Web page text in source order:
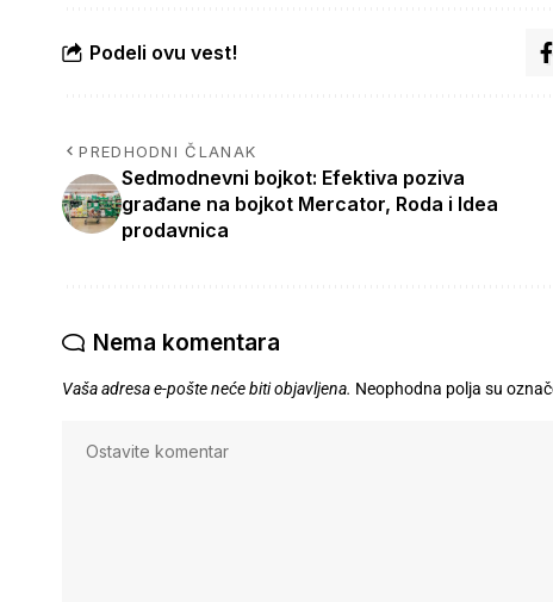
Podeli ovu vest!
PREDHODNI ČLANAK
Sedmodnevni bojkot: Efektiva poziva
građane na bojkot Mercator, Roda i Idea
prodavnica
Nema komentara
Vaša adresa e-pošte neće biti objavljena. Neophodna polja su